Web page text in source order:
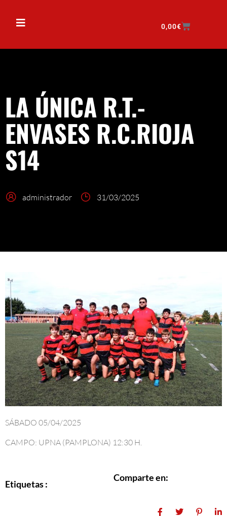
0,00€
LA ÚNICA R.T.-
ENVASES R.C.RIOJA
S14
administrador 31/03/2025
SÁBADO 05/04/2025
CAMPO: UPNA (PAMPLONA) 12:30 H.
Etiquetas :
Comparte en: